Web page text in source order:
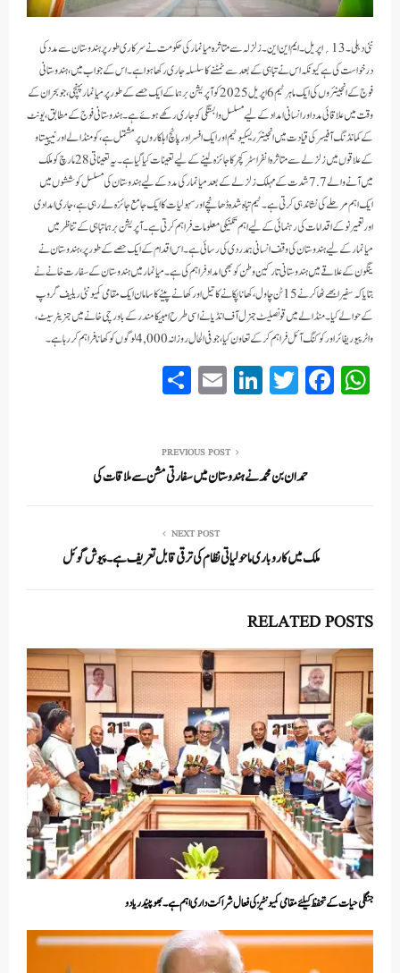
نئی دہلی۔ 13؍اپریل ۔ ایم این این۔ زلزلہ سے متاثرہ میانمار کی حکومت نے سرکاری طور پر ہندوستان سے مدد کی
درخواست کی ہے کیونکہ اس نے تباہی کے بعد سے نمٹنے کا سلسلہ جاری رکھا ہوا ہے۔ اس کے جواب میں، ہندوستانی
فوج کے انجینئروں کی ایک ماہر ٹیم 6 اپریل 2025 کو آپریشن برہما کے ایک حصے کے طور پر میانمار پہنچی، جو بحران کے
وقت میں علاقائی مدد اور انسانی امداد کے لیے مسلسل وابستگی کو جاری رکھے ہوئے ہے۔ہندوستانی فوج کے مطابق، یونٹ
کے کمانڈنگ آفیسر کی قیادت میں انجینئر ریسکیو ٹیم اور ایک افسر اور پانچ اہلکاروں پر مشتمل ہے، کو منڈالے اور نیپیتاو
کے علاقوں میں زلزلے سے متاثرہ انفراسٹرکچر کا جائزہ لینے کے لیے تعینات کیا گیا ہے۔یہ تعیناتی 28 مارچ کو ملک
میں آنے والے 7.7 شدت کے مہلک زلزلے کے بعد میانمار کی مدد کے لیے ہندوستان کی مسلسل کوششوں میں
ایک اہم مرحلے کی نشاندہی کرتی ہے۔ ٹیم تباہ شدہ ڈھانچے اور سہولیات کا ایک جامع جائزہ لے رہی ہے، جاری امدادی
اور تعمیر نو کے اقدامات کی رہنمائی کے لیے اہم تکنیکی معلومات فراہم کرتی ہے۔آپریشن برہما تباہی کے تناظر میں
میانمار کے لیے ہندوستان کی وقف انسانی ہمدردی کی رسائی ہے۔ اس اقدام کے ایک حصے کے طور پر، ہندوستان نے
ینگون کے علاقے میں ہندوستانی تارکین وطن کو بھی امداد فراہم کی ہے۔میانمار میں ہندوستان کے سفارت خانے نے
بتایا کہ سفیر ابھے ٹھاکر نے 15 ٹن چاول، کھانا پکانے کا تیل اور کھانے پینے کا سامان ایک مقامی کمیونٹی ریلیف گروپ
کے حوالے کیا۔ منڈالے میں قونصلیٹ جنرل آف انڈیا نے اسی طرح امبیکا مندر کے باورچی خانے میں جنریٹر سیٹ،
واٹر پیوریفائر اور کوکنگ آئل فراہم کرکے تعاون کیا، جو فی الحال روزانہ 4,000 لوگوں کو کھانا فراہم کر رہا ہے۔
W
ha
Fa
ce
ok
T
wi
r
Li
nk
In
E
m
PREVIOUS POST
حمدان بن محمد نے ہندوستان میں سفارتی مشن سے ملاقات کی
NEXT POST
ملک میں کاروباری ماحولیاتی نظام کی ترقی قابل تعریف ہے ۔ پیوش گوئل
RELATED POSTS
جنگلی حیات کے تحفظ کیلئے مقامی کمیونٹیز کی فعال شراکت داری اہم ہے۔ بھوپیندر یادو